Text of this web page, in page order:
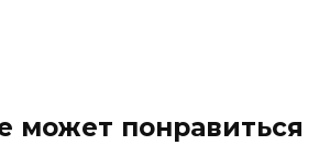
может понравиться